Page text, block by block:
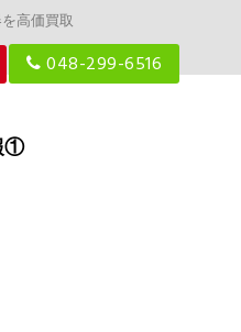
高価買取
048-299-6516
①